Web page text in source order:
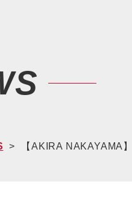
【AKIRA NAKAYAMA